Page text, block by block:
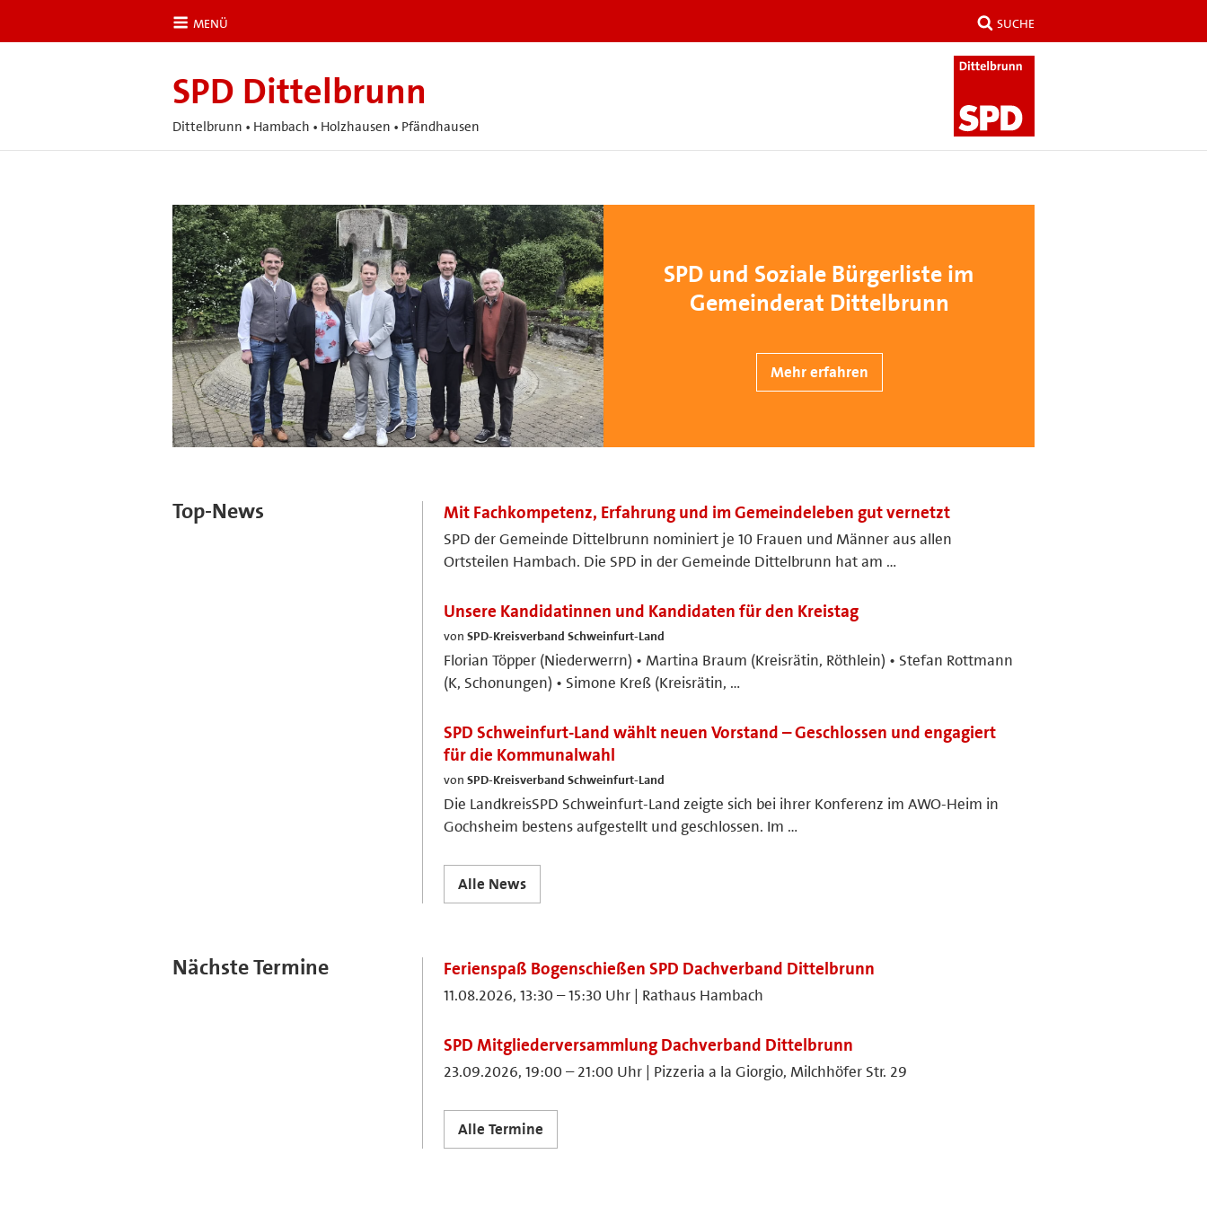
MENÜ SUCHE
SPD Dittelbrunn
Dittelbrunn • Hambach • Holzhausen • Pfändhausen
SPD und Soziale Bürgerliste im
Gemeinderat Dittelbrunn
Mehr erfahren
Top-News Mit Fachkompetenz, Erfahrung und im Gemeindeleben gut vernetzt
SPD der Gemeinde Dittelbrunn nominiert je 10 Frauen und Männer aus allen
Ortsteilen Hambach. Die SPD in der Gemeinde Dittelbrunn hat am …
Unsere Kandidatinnen und Kandidaten für den Kreistag
vonSPD-Kreisverband Schweinfurt-Land
Florian Töpper (Niederwerrn) • Martina Braum (Kreisrätin, Röthlein) • Stefan Rottmann
(K, Schonungen) • Simone Kreß (Kreisrätin, …
SPD Schweinfurt-Land wählt neuen Vorstand – Geschlossen und engagiert
für die Kommunalwahl
vonSPD-Kreisverband Schweinfurt-Land
Die LandkreisSPD Schweinfurt-Land zeigte sich bei ihrer Konferenz im AWO-Heim in
Gochsheim bestens aufgestellt und geschlossen. Im …
Alle News
Nächste Termine Ferienspaß Bogenschießen SPD Dachverband Dittelbrunn
11.08.2026, 13:30 – 15:30 Uhr | Rathaus Hambach
SPD Mitgliederversammlung Dachverband Dittelbrunn
23.09.2026, 19:00 – 21:00 Uhr | Pizzeria a la Giorgio, Milchhöfer Str. 29
Alle Termine